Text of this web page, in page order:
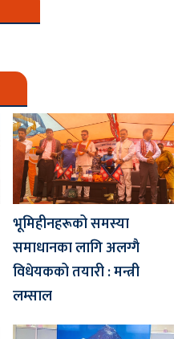
भूमिहीनहरूको समस्या
समाधानका लागि अलग्गै
विधेयकको तयारी : मन्त्री
लम्साल